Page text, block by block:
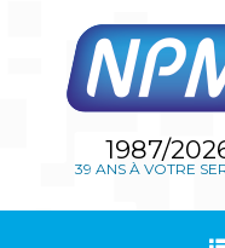
1987/
39 ANS À VOTRE